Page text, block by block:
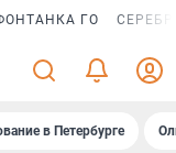
ГО
в Петербурге